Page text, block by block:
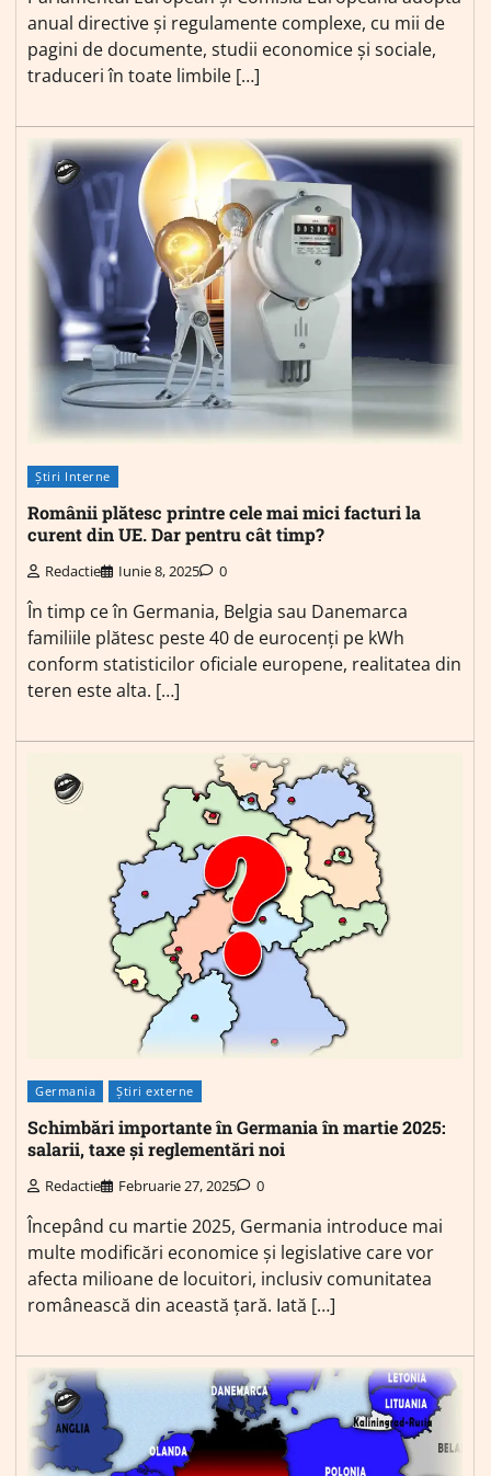
anual directive și regulamente complexe, cu mii de
pagini de documente, studii economice și sociale,
traduceri în toate limbile […]
Știri Interne
Românii plătesc printre cele mai mici facturi la
curent din UE. Dar pentru cât timp?
Redactie Iunie 8, 2025 0
În timp ce în Germania, Belgia sau Danemarca
familiile plătesc peste 40 de eurocenți pe kWh
conform statisticilor oficiale europene, realitatea din
teren este alta. […]
Germania Știri externe
Schimbări importante în Germania în martie 2025:
salarii, taxe și reglementări noi
Redactie Februarie 27, 2025 0
Începând cu martie 2025, Germania introduce mai
multe modificări economice și legislative care vor
afecta milioane de locuitori, inclusiv comunitatea
românească din această țară. Iată […]